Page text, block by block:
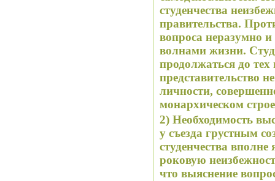
студенчества
правительства.
вопроса неразумно
волнами жизни.
продолжаться до
представительство
личности,
монархическом
2) Необходимость
у съезда грустным
студенчества вполне
роковую
что выяснение